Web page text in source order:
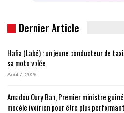
Dernier Article
Hafia (Labé) : un jeune conducteur de
sa moto volée
Août 7, 2026
Amadou Oury Bah, Premier ministre
modèle ivoirien pour être plus